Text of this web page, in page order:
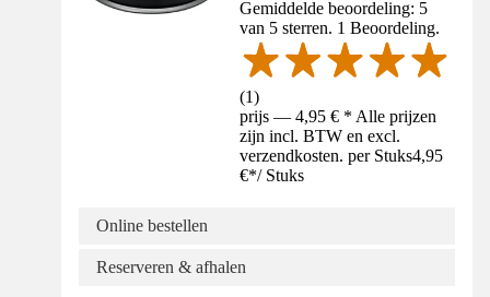
Gemiddelde beoordeling: 5
van 5 sterren. 1 Beoordeling.
(1)
prijs — 4,95 € * Alle prijzen
zijn incl. BTW en excl.
verzendkosten. per Stuks4,95
€*/ Stuks
Online bestellen
Reserveren & afhalen